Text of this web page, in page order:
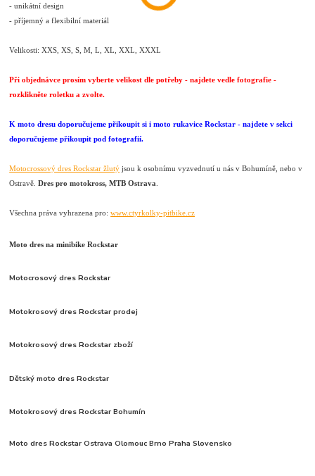
- unikátní design
- příjemný a flexibilní materiál
Velikosti: XXS, XS, S, M, L, XL, XXL, XXXL
Při objednávce prosím vyberte velikost dle potřeby - najdete vedle fotografie -
rozklikněte roletku a zvolte.
K moto dresu doporučujeme přikoupit si i moto rukavice Rockstar - najdete v sekci
doporučujeme přikoupit pod fotografií.
Motocrossový dres Rockstar žlutý jsou k osobnímu vyzvednutí u nás v Bohumíně, nebo v
Ostravě.Dres pro motokross, MTB Ostrava
Všechna práva vyhrazena pro:www.ctyrkolky-pitbike.cz
Moto dres na minibike Rockstar
Motocrosový dres Rockstar
Motokrosový dres Rockstar prodej
Motokrosový dres Rockstar zboží
Dětský moto dres Rockstar
Motokrosový dres Rockstar Bohumín
Moto dres Rockstar Ostrava Olomouc Brno Praha Slovensko